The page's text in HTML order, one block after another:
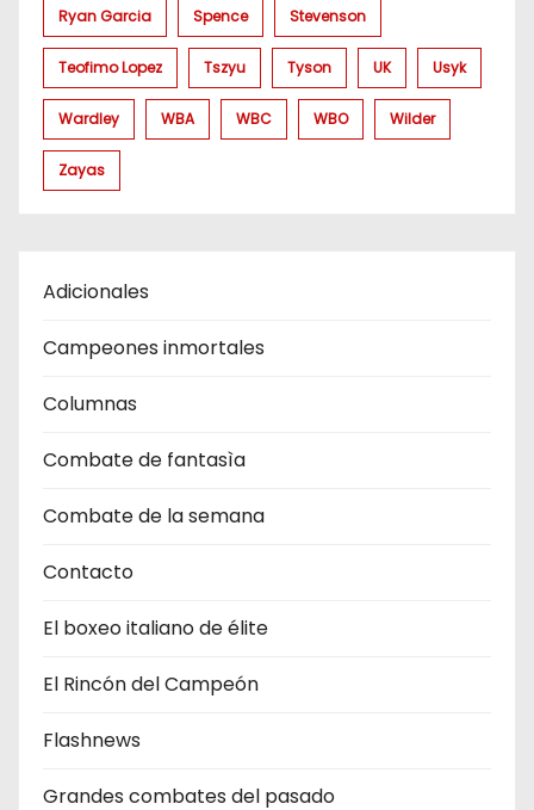
Ryan Garcia Spence Stevenson
Teofimo Lopez Tszyu Tyson UK Usyk
Wardley WBA WBC WBO Wilder
Zayas
Adicionales
Campeones inmortales
Columnas
Combate de fantasìa
Combate de la semana
Contacto
El boxeo italiano de élite
El Rincón del Campeón
Flashnews
Grandes combates del pasado